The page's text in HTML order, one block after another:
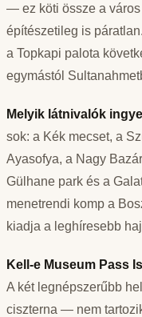
— ez köti össze a
építészetileg is
a Topkapi palota
egymástól
Melyik látnivalók
sok: a Kék mecset, a
Ayasofya, a Nagy
Gülhane park és a
menetrendi komp a
kiadja a leghíresebb
Kell-e Museum Pass
A két legnépszerűbb
ciszterna — nem